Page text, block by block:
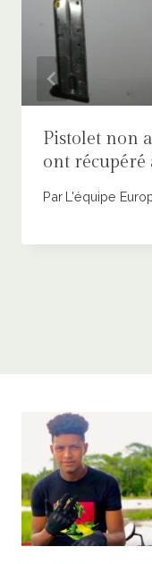
Pistolet non
ont récupéré
Par L'équipe